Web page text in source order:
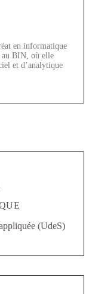
en informatique
au BIN, où elle
et d’analytique
(UdeS)